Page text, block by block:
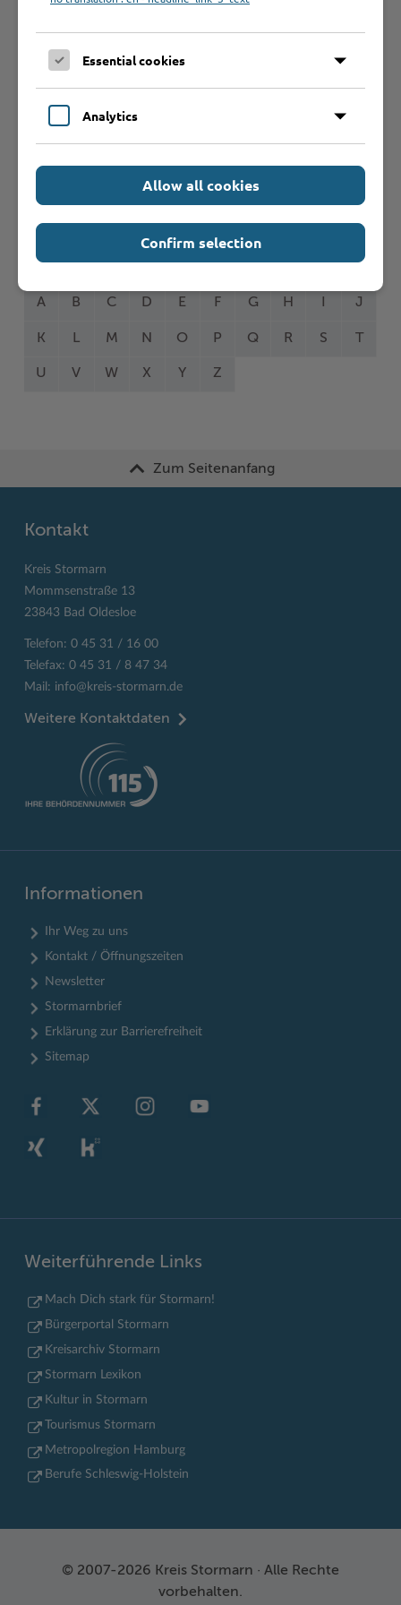
Online-Services
Leistungen von A bis Z
A B C D E F G H I J
K L M N O P Q R S
U V W X Y Z
Zum Seitenanfang
Kontakt
Kreis Stormarn
Mommsenstraße 13
23843 Bad Oldesloe
Telefon: 0 45 31 / 16 00
Telefax: 0 45 31 / 8 47 34
Mail: info@kreis-stormarn.de
Weitere Kontaktdaten
Informationen
Ihr Weg zu uns
Kontakt / Öffnungszeiten
Newsletter
Stormarnbrief
Erklärung zur Barrierefreiheit
Sitemap
Weiterführende Links
Mach Dich stark für Stormarn!
Bürgerportal Stormarn
Kreisarchiv Stormarn
Stormarn Lexikon
Kultur in Stormarn
Tourismus Stormarn
Metropolregion Hamburg
Berufe Schleswig-Holstein
© 2007-2026 Kreis Stormarn · Alle Rechte
vorbehalten.
Essential cookies
Analytics
Allow all cookies
Confirm selection